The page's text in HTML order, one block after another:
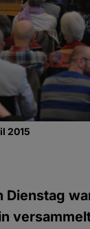
2015
Dienstag